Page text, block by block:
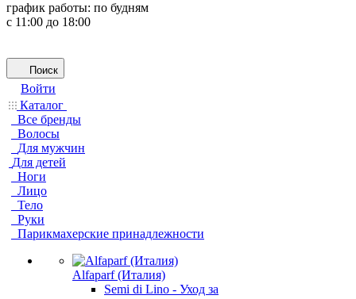
график работы: по будням
с 11:00 до 18:00
Поиск
Войти
Каталог
Все бренды
Волосы
Для мужчин
Для детей
Ноги
Лицо
Тело
Руки
Парикмахерские принадлежности
Alfaparf (Италия)
Semi di Lino - Уход за